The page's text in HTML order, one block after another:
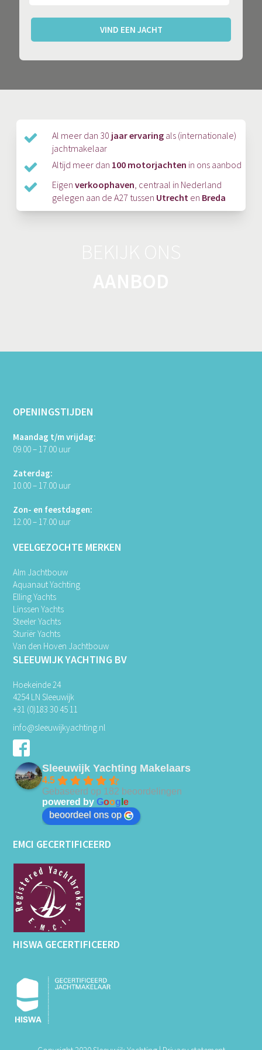
VIND EEN JACHT
Al meer dan 30 jaar ervaring als (internationale)
jachtmakelaar
Altijd meer dan 100 motorjachten in ons aanbod
Eigenverkoophaven, centraal in Nederland
gelegen aan de A27 tussen Utrecht en Breda
OPENINGSTIJDEN
Maandag t/m vrijdag:
09.00 – 17.00 uur
Zaterdag:
10.00 – 17.00 uur
Zon- en feestdagen:
12.00 – 17.00 uur
VEELGEZOCHTE MERKEN
Alm Jachtbouw
Aquanaut Yachting
Elling Yachts
Linssen Yachts
Steeler Yachts
Sturiër Yachts
Van den Hoven Jachtbouw
SLEEUWIJK YACHTING BV
Hoekeinde 24
4254 LN Sleeuwijk
+31 (0)183 30 45 11
info@sleeuwijkyachting.nl
Sleeuwijk Yachting Makelaars
4.5
Gebaseerd op 182 beoordelingen
powered byGoog le
beoordeel ons op
EMCI GECERTIFICEERD
HISWA GECERTIFICEERD